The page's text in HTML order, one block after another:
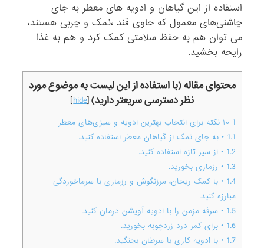
استفاده از این گیاهان و ادویه های معطر به جای
چاشنی‌های معمول که حاوی قند ،نمک و چربی هستند،
می ‌توان هم به حفظ سلامتی کمک کرد و هم به غذا
رایحه بخشید.
محتوای مقاله (با استفاده از این لیست به موضوع مورد
نظر دسترسی سریعتر دارید)[
hide
]
1
1.1 • به جای نمک از گیاهان معطر استفاده کنید.
1.2 • از سیر تازه استفاده کنید.
1.3 • رزماری بخورید.
1.4 • با کمک ریحان، مرزنگوش و رزماری با سرماخوردگی
مبارزه کنید.
1.5 • سرفه مزمن را با ادویه آویشن درمان کنید.
1.6 • برای کمر درد زردچوبه بخورید.
1.7 • با ادویه کاری با سرطان بجنگید.